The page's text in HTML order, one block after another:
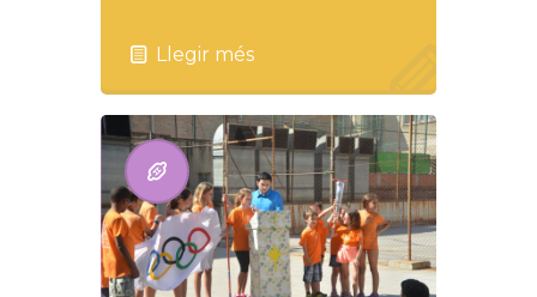
Llegir més